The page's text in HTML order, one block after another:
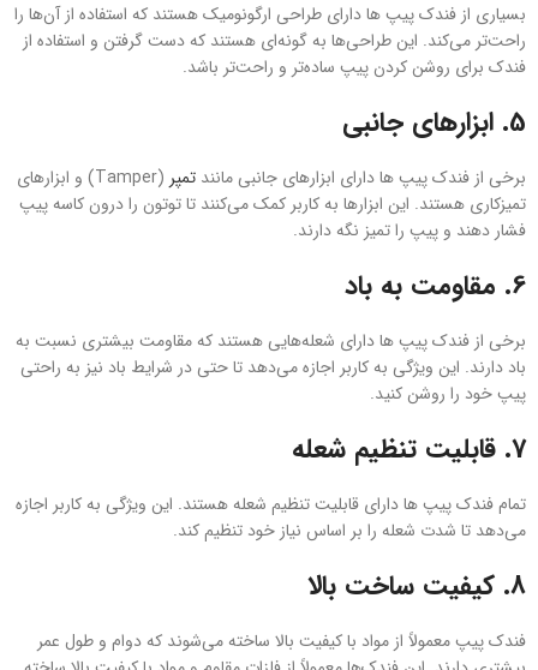
بسیاری از فندک‌ پیپ ها دارای طراحی ارگونومیک هستند که استفاده از آن‌ها را
راحت‌تر می‌کند. این طراحی‌ها به گونه‌ای هستند که دست گرفتن و استفاده از
فندک برای روشن کردن پیپ ساده‌تر و راحت‌تر باشد.
5. ابزارهای جانبی
برخی از فندک‌ پیپ ها دارای ابزارهای جانبی مانند تمپر
(Tamper) و ابزارهای
تمیزکاری هستند. این ابزارها به کاربر کمک می‌کنند تا توتون را درون کاسه پیپ
فشار دهند و پیپ را تمیز نگه دارند.
6. مقاومت به باد
برخی از فندک‌ پیپ ها دارای شعله‌هایی هستند که مقاومت بیشتری نسبت به
باد دارند. این ویژگی به کاربر اجازه می‌دهد تا حتی در شرایط باد نیز به راحتی
پیپ خود را روشن کنید.
7. قابلیت تنظیم شعله
تمام فندک‌ پیپ ها دارای قابلیت تنظیم شعله هستند. این ویژگی به کاربر اجازه
می‌دهد تا شدت شعله را بر اساس نیاز خود تنظیم کند.
8. کیفیت ساخت بالا
فندک‌ پیپ معمولاً از مواد با کیفیت بالا ساخته می‌شوند که دوام و طول عمر